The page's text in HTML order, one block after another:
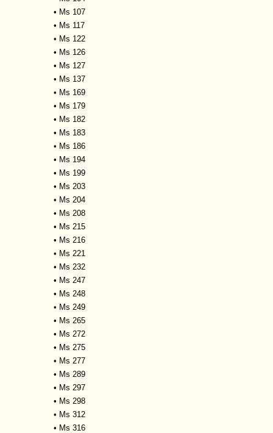
• Ms 107
• Ms 117
• Ms 122
• Ms 126
• Ms 127
• Ms 137
• Ms 169
• Ms 179
• Ms 182
• Ms 183
• Ms 186
• Ms 194
• Ms 199
• Ms 203
• Ms 204
• Ms 208
• Ms 215
• Ms 216
• Ms 221
• Ms 232
• Ms 247
• Ms 248
• Ms 249
• Ms 265
• Ms 272
• Ms 275
• Ms 277
• Ms 289
• Ms 297
• Ms 298
• Ms 312
• Ms 316